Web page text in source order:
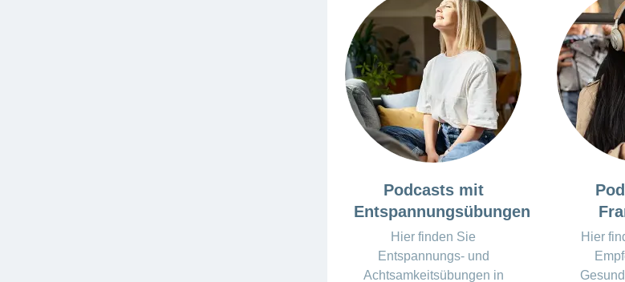
Podcasts mit
Entspannungsübungen
Hier finden Sie
Entspannungs- und
Achtsamkeitsübungen in
Hier